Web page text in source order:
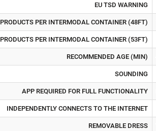
EU TSD WARNING
PRODUCTS PER INTERMODAL CONTAINER (48FT)
PRODUCTS PER INTERMODAL CONTAINER (53FT)
RECOMMENDED AGE (MIN)
SOUNDING
APP REQUIRED FOR FULL FUNCTIONALITY
INDEPENDENTLY CONNECTS TO THE INTERNET
REMOVABLE DRESS